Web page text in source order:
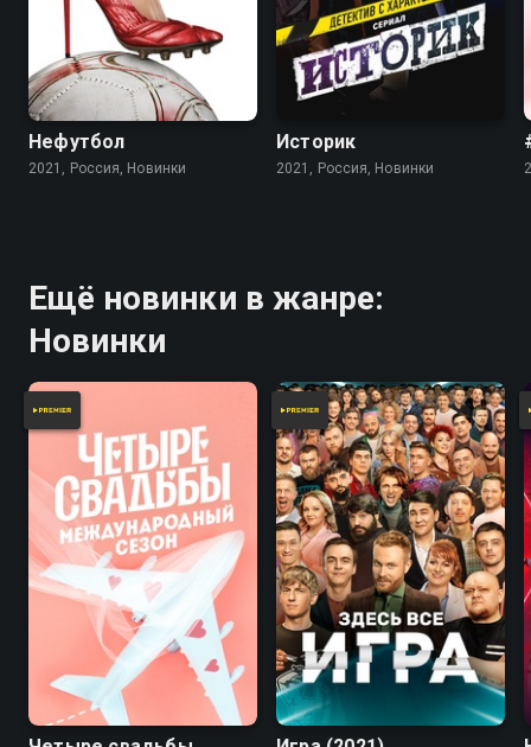
Нефутбол
2021, Россия, Новинки
Историк
2021, Россия, Новинки
Ещё новинки в жанре:
Новинки
7.8